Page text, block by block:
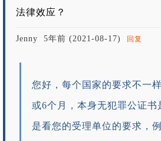
法律效应？
Jenny 5年前 (2021-08-17) 回复
您好，每个国家的要求不一
或6个月，本身无犯罪公证书
是看您的受理单位的要求，